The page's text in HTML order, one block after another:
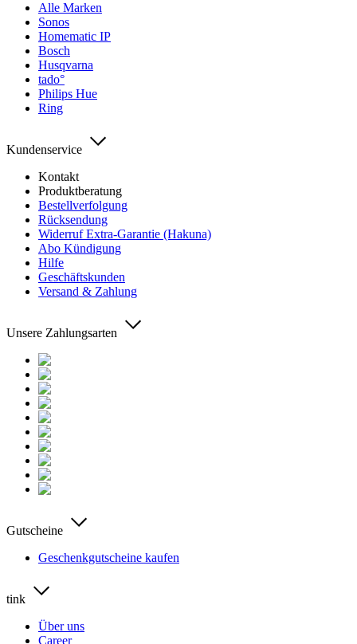
Alle Marken
Sonos
Homematic IP
Bosch
Husqvarna
tado°
Philips Hue
Ring
Kundenservice
Kontakt
Produktberatung
Bestellverfolgung
Rücksendung
Widerruf Extra-Garantie (Hakuna)
Abo Kündigung
Hilfe
Geschäftskunden
Versand & Zahlung
Unsere Zahlungsarten
Gutscheine
Geschenkgutscheine kaufen
tink
Über uns
Career